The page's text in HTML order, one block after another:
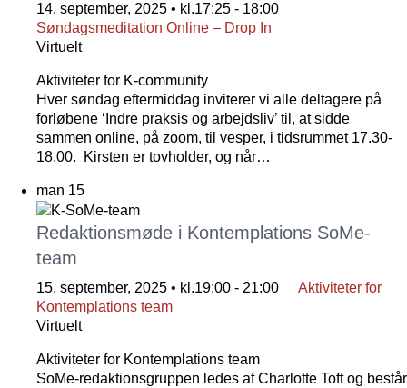
14. september, 2025 • kl.17:25 - 18:00
Søndagsmeditation Online – Drop In
Virtuelt
Aktiviteter for K-community
Hver søndag eftermiddag inviterer vi alle deltagere på
forløbene ‘Indre praksis og arbejdsliv’ til, at sidde
sammen online, på zoom, til vesper, i tidsrummet 17.30-
18.00. Kirsten er tovholder, og når…
man 15
Redaktionsmøde i Kontemplations SoMe-
team
15. september, 2025 • kl.19:00 - 21:00
Aktiviteter for
Kontemplations team
Virtuelt
Aktiviteter for Kontemplations team
SoMe-redaktionsgruppen ledes af Charlotte Toft og består